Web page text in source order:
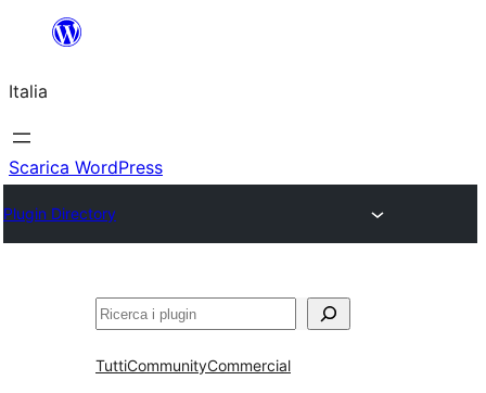
contenuto
Italia
Scarica WordPress
Plugin Directory
Cerca
TuttiCommunityCommercial